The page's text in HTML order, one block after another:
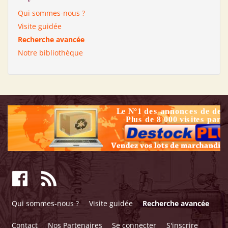
Qui sommes-nous ?
Visite guidée
Recherche avancée
Notre bibliothèque
Qui sommes-nous ? Visite guidée Recherche avancée
Contact Nos Partenaires Se connecter S'inscrire